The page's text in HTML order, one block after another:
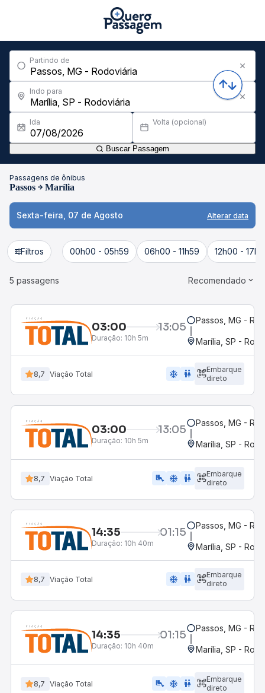
Partindo de
Indo para
Ida Volta (opcional)
Buscar Passagem
Passagens de ônibus
Passos Marília
Sexta-feira, 07 de Agosto Alterar data
Filtros 00h00 - 05h59 06h00 - 11h59 12h00 -
5 passagens Recomendado
03:00 13:05
Duração: 10h 5m
Passos, MG -
Marília, SP -
8,7 Viação Total ac_unit wc
Embarque
direto
03:00 13:05
Duração: 10h 5m
Passos, MG -
Marília, SP -
8,7 Viação Total airline_seat_legroom_extra ac_unit wc
Embarque
direto
14:35 01:15
Duração: 10h 40m
Passos, MG -
Marília, SP -
8,7 Viação Total ac_unit wc
Embarque
direto
14:35 01:15
Duração: 10h 40m
Passos, MG -
Marília, SP -
8,7 Viação Total airline_seat_legroom_extra ac_unit wc
Embarque
direto